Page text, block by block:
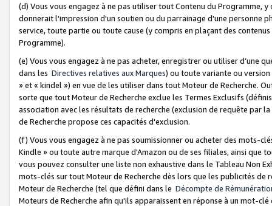
(d) Vous vous engagez à ne pas utiliser tout Contenu du Programme,
donnerait l'impression d'un soutien ou du parrainage d'une personne
service, toute partie ou toute cause (y compris en plaçant des
Programme).
(e) Vous vous engagez à ne pas acheter, enregistrer ou utiliser d’une
dans les Directives relatives aux Marques) ou toute variante ou
» et « kindel ») en vue de les utiliser dans tout Moteur de Recherche.
sorte que tout Moteur de Recherche exclue les Termes Exclusifs
association avec les résultats de recherche (exclusion de requête
de Recherche propose ces capacités d'exclusion.
(f) Vous vous engagez à ne pas soumissionner ou acheter des mots-
Kindle » ou toute autre marque d'Amazon ou de ses filiales, ainsi que
vous pouvez consulter une liste non exhaustive dans le Tableau Non
mots-clés sur tout Moteur de Recherche dès lors que les publicités de
Moteur de Recherche (tel que défini dans le Décompte de
Moteurs de Recherche afin qu'ils apparaissent en réponse à un mot-